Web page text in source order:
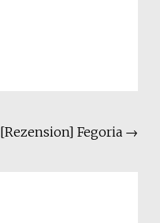
[Rezension] Fegoria →